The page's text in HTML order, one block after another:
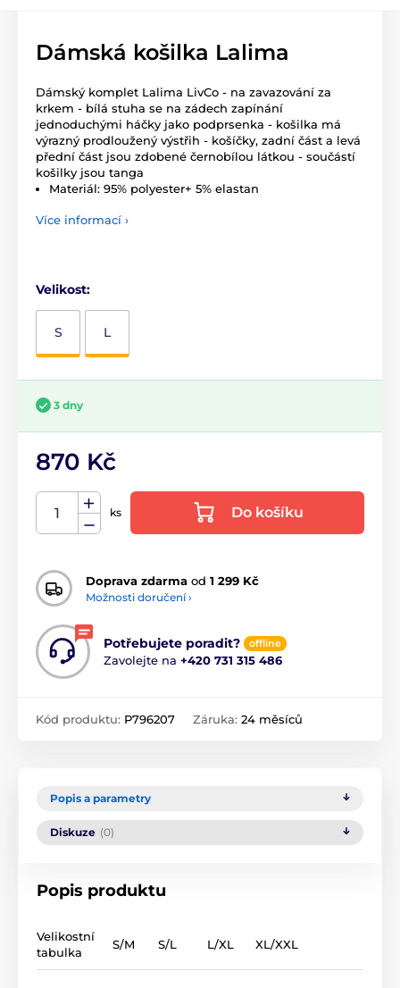
Dámská košilka Lalima
Dámský komplet Lalima LivCo - na zavazování za
krkem - bílá stuha se na zádech zapínání
jednoduchými háčky jako podprsenka - košilka má
výrazný prodloužený výstřih - košíčky, zadní část a levá
přední část jsou zdobené černobílou látkou - součástí
košilky jsou tanga
Materiál: 95% polyester+ 5% elastan
Více informací ›
Velikost:
S L
3 dny
870 Kč
ks Do košíku
Doprava zdarma od 1 299 Kč
Možnosti doručení ›
Potřebujete poradit? offline
Zavolejte na +420 731 315 486
Kód produktu: P796207 Záruka: 24 měsíců
Popis a parametry
Diskuze (0)
Popis produktu
Velikostní
tabulka
S/M S/L L/XL XL/XXL